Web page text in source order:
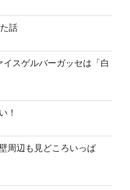
話
スゲルバーガッセは「白
！
辺も見どころいっぱ